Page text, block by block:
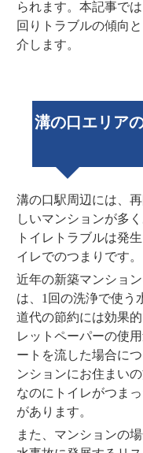
られます。本記事で
回りトラブルの傾向
介します。
溝の口エリア
溝の口駅周辺には、
しいマンションが多
トイレトラブルは発
イレでのつまりです。
近年の新築マンショ
は、1回の洗浄で使う
道代の節約には効果
レットペーパーの使
ートを流した場合に
ンションにお住まい
なのにトイレがつま
があります。
また、マンションの